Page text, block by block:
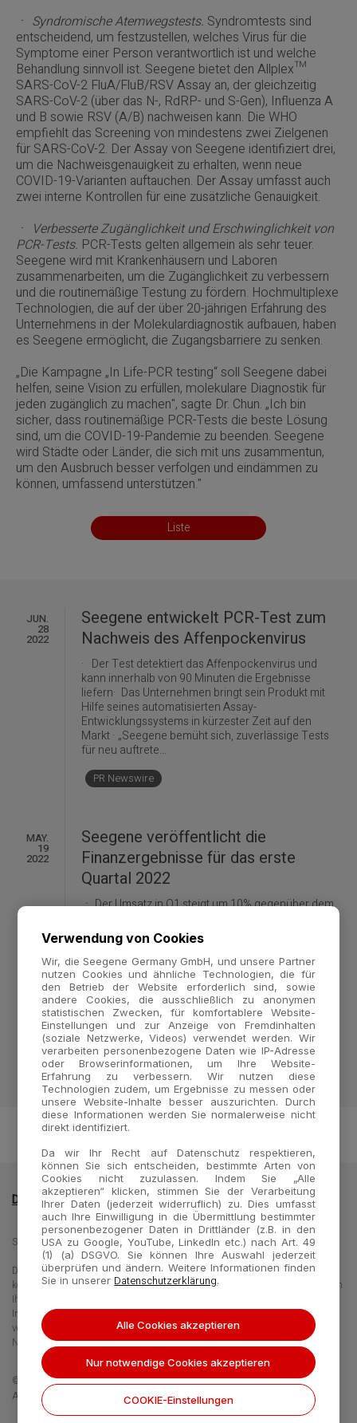
ㆍ Syndromische Atemwegstests. Syndromtests sind
entscheidend, um festzustellen, welches Virus für die
Symptome einer Person verantwortlich ist und welche
Behandlung sinnvoll ist. Seegene bietet den Allplex™
SARS-CoV-2 FluA/FluB/RSV Assay an, der gleichzeitig
SARS-CoV-2 (über das N-, RdRP- und S-Gen), Influenza A
und B sowie RSV (A/B) nachweisen kann. Die WHO
empfiehlt das Screening von mindestens zwei Zielgenen
für SARS-CoV-2. Der Assay von Seegene identifiziert drei,
um die Nachweisgenauigkeit zu erhalten, wenn neue
COVID-19-Varianten auftauchen. Der Assay umfasst auch
zwei interne Kontrollen für eine zusätzliche Genauigkeit.
ㆍ Verbesserte Zugänglichkeit und Erschwinglichkeit von
PCR-Tests. PCR-Tests gelten allgemein als sehr teuer.
Seegene wird mit Krankenhäusern und Laboren
zusammenarbeiten, um die Zugänglichkeit zu verbessern
und die routinemäßige Testung zu fördern. Hochmultiplexe
Technologien, die auf der über 20-jährigen Erfahrung des
Unternehmens in der Molekulardiagnostik aufbauen, haben
es Seegene ermöglicht, die Zugangsbarriere zu senken.
„Die Kampagne „In Life-PCR testing“ soll Seegene dabei
helfen, seine Vision zu erfüllen, molekulare Diagnostik für
jeden zugänglich zu machen", sagte Dr. Chun. „Ich bin
sicher, dass routinemäßige PCR-Tests die beste Lösung
sind, um die COVID-19-Pandemie zu beenden. Seegene
wird Städte oder Länder, die sich mit uns zusammentun,
um den Ausbruch besser verfolgen und eindämmen zu
können, umfassend unterstützen."
Liste
JUN.
28
2022
Seegene entwickelt PCR-Test zum
Nachweis des Affenpockenvirus
· Der Test detektiert das Affenpockenvirus und
kann innerhalb von 90 Minuten die Ergebnisse
liefern· Das Unternehmen bringt sein Produkt mit
Hilfe seines automatisierten Assay-
Entwicklungssystems in kürzester Zeit auf den
Markt · „Seegene bemüht sich, zuverlässige Tests
für neu auftrete...
PR Newswire
MAY.
19
2022
Seegene veröffentlicht die
Finanzergebnisse für das erste
Quartal 2022
ㆍ Der Umsatz in Q1 steigt um 10% gegenüber dem
338,8 Mio. €) einen Rekordwert ㆍ Die
Umsatzsteigerung wird durch die Markteinführung
der „3 Ct"-Technologie, die Zulassung des Allplex™
RV Master Assay und durch steigende Umsätze mit
PCR-Geräten erreicht...
PR Newswire
Datenschutzrichtlinie Impressum Kontakt
Seegene Germany GmbH - Merowingerplatz 1, 40225 Düsseldorf, Germany
Die Informationen auf dieser Website richten sich an unterschiedliche Zielgruppen und
können Produktdaten oder -informationen enthalten, die für Ihr Land nicht gelten bzw in
Ihrem Land nicht erhältlich sind. Beachten Sie, dass wir nicht für den Zugang zu
Informationen verantwortlich sind, die in Ihrem Land gültigen Rechtsverfahren oder -
verordnungen widersprechen bzw. einer Anmeldepflicht oder
Nutzungsbeschränkungen unterliegen.
©2019-2026 Seegene Inc.
All rights reserved.
Verwendung von Cookies
Wir, die Seegene Germany GmbH, und unsere Partner
nutzen Cookies und ähnliche Technologien, die für
den Betrieb der Website erforderlich sind, sowie
andere Cookies, die ausschließlich zu anonymen
statistischen Zwecken, für komfortablere Website-
Einstellungen und zur Anzeige von Fremdinhalten
(soziale Netzwerke, Videos) verwendet werden. Wir
verarbeiten personenbezogene Daten wie IP-Adresse
oder Browserinformationen, um Ihre Website-
Erfahrung zu verbessern. Wir nutzen diese
Technologien zudem, um Ergebnisse zu messen oder
unsere Website-Inhalte besser auszurichten. Durch
diese Informationen werden Sie normalerweise nicht
direkt identifiziert.
Da wir Ihr Recht auf Datenschutz respektieren,
können Sie sich entscheiden, bestimmte Arten von
Cookies nicht zuzulassen. Indem Sie „Alle
akzeptieren“ klicken, stimmen Sie der Verarbeitung
Ihrer Daten (jederzeit widerruflich) zu. Dies umfasst
auch Ihre Einwilligung in die Übermittlung bestimmter
personenbezogener Daten in Drittländer (z.B. in den
USA zu Google, YouTube, LinkedIn etc.) nach Art. 49
(1) (a) DSGVO. Sie können Ihre Auswahl jederzeit
überprüfen und ändern. Weitere Informationen finden
Sie in unserer Datenschutzerklärung.
Alle Cookies akzeptieren
Nur notwendige Cookies akzeptieren
COOKIE-Einstellungen